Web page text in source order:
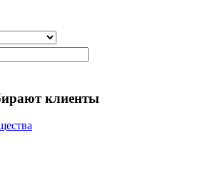
клиенты